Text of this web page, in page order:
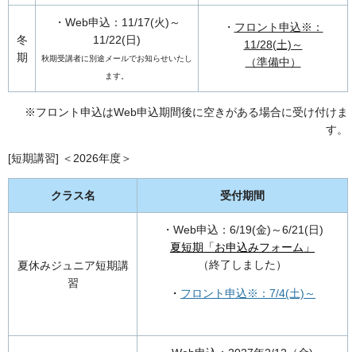
冬
期
・Web申込：11/17(火)～
11/22(日)
秋期受講者に別途メールでお知らせいたし
ます。
・ フロント申込※：
11/28(土)～
（準備中）
※フロント申込はWeb申込期間後に空きがある場合に受け付けま
す。
[短期講習] ＜2026年度＞
クラス名 受付期間
夏休みジュニア短期講
習
・Web申込：6/19(金)～6/21(日)
夏短期「お申込みフォーム」
（終了しました）
・ フロント申込※：7/4(土)～